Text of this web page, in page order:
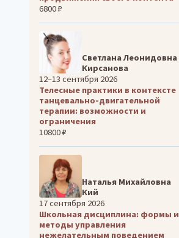
6800 ₽
Светлана Леонидовна
Кирсанова
12–13 сентября 2026
Телесные практики в контексте
танцевально-двигательной
терапии: возможности и
ограничения
10800 ₽
Наталья Михайловна
Кий
17 сентября 2026
Школьная дисциплина: формы и
методы управления
нежелательным поведением